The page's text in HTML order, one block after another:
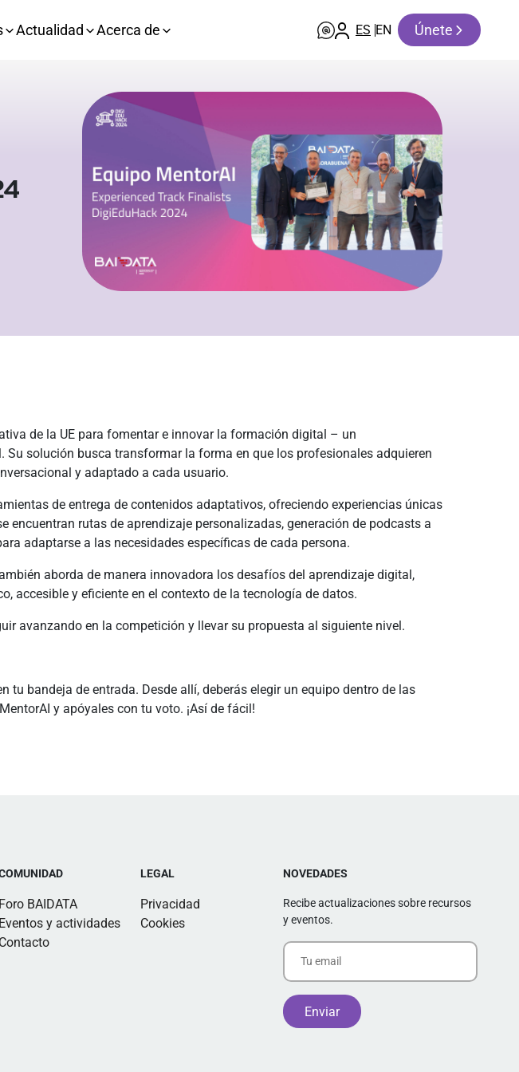
Actualidad Acerca de ES EN Únete
de la UE para fomentar e innovar la formación digital – un
solución busca transformar la forma en que los profesionales adquieren
y adaptado a cada usuario.
de entrega de contenidos adaptativos, ofreciendo experiencias únicas
rutas de aprendizaje personalizadas, generación de podcasts a
adaptarse a las necesidades específicas de cada persona.
aborda de manera innovadora los desafíos del aprendizaje digital,
accesible y eficiente en el contexto de la tecnología de datos.
avanzando en la competición y llevar su propuesta al siguiente nivel.
tu bandeja de entrada. Desde allí, deberás elegir un equipo dentro de las
y apóyales con tu voto. ¡Así de fácil!
Foro BAIDATA
Eventos y actividades
Contacto
LEGAL
Privacidad
Cookies
NOVEDADES
Recibe actualizaciones sobre recursos
y eventos.